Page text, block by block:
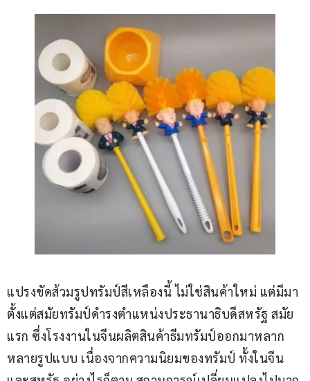
แปรงขัดส้วมรูปทรัมป์สีเหลืองนี้ ไม่ใช่สินค้าใหม่ แต่มีมา
ตั้งแต่สมัยทรัมป์ดำรงตำแหน่งประธานาธิบดีสหรัฐ สมัย
แรก ซึ่งโรงงานในจีนผลิตสินค้าธีมทรัมป์ออกมาหลาก
หลายรูปแบบ เนื่องจากความนิยมของทรัมป์ ทั้งในจีน